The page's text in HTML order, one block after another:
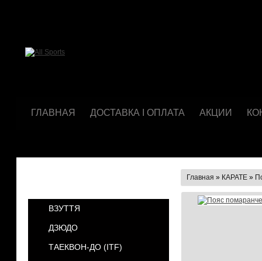
ГЛАВНАЯ ДОСТАВКА І ОПЛАТА АКЦИИ
ВЗУТТЯ
ДЗЮДО
ТАЕКВОН-ДО (ІТF)
Главная » КАРАТЕ »